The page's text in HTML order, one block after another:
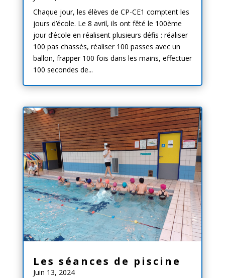
Chaque jour, les élèves de CP-CE1 comptent les
jours d’école. Le 8 avril, ils ont fêté le 100ème
jour d’école en réalisent plusieurs défis : réaliser
100 pas chassés, réaliser 100 passes avec un
ballon, frapper 100 fois dans les mains, effectuer
100 secondes de...
Les séances de piscine
Juin 13, 2024